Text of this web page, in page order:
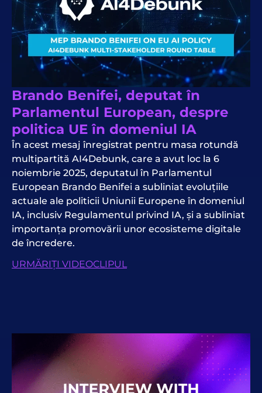
Brando Benifei, deputat în
Parlamentul European, despre
politica UE în domeniul IA
În acest mesaj înregistrat pentru masa rotundă
multipartită AI4Debunk, care a avut loc la 6
noiembrie 2025, deputatul în Parlamentul
European Brando Benifei a subliniat evoluțiile
actuale ale politicii Uniunii Europene în domeniul
IA, inclusiv Regulamentul privind IA, și a subliniat
importanța promovării unor ecosisteme digitale
de încredere.
URMĂRIȚI VIDEOCLIPUL